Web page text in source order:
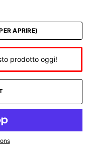
APRIRE)
prodotto oggi!